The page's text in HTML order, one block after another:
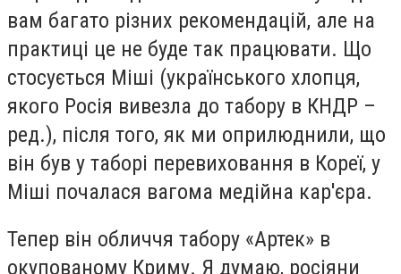
вам багато різних рекомендацій, але на
практиці це не буде так працювати. Що
стосується Міші (українського хлопця,
якого Росія вивезла до табору в КНДР –
ред.), після того, як ми оприлюднили, що
він був у таборі перевиховання в Кореї, у
Міші почалася вагома медійна кар'єра.
Тепер він обличчя табору «Артек» в
окупованому Криму. Я думаю, росіяни